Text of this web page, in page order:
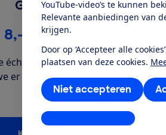
YouTube-video’s te kunnen
Relevante aanbiedingen van
krijgen.
Door op ‘Accepteer alle
plaatsen van deze cookies.
Niet accepteren
Instellingen aanpassen
Geld & Recht
€
8,- per maand
écht verder mee komt. Met Geld &
er voor je financiële en juridische
vragen.